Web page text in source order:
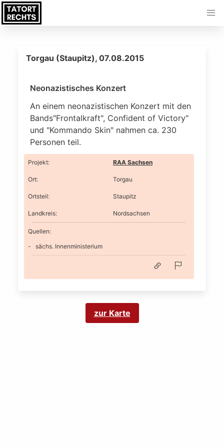
Torgau (Staupitz), 07.08.2015
Neonazistisches Konzert
An einem neonazistischen Konzert mit den
Bands"Frontalkraft", Confident of Victory"
und "Kommando Skin" nahmen ca. 230
Personen teil.
Projekt: RAA Sachsen
Ort: Torgau
Ortsteil: Staupitz
Landkreis: Nordsachsen
Quellen:
sächs. Innenministerium
zur Karte